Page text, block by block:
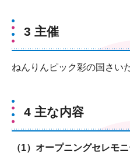
3 主催
ねんりんピック彩の国さい
4 主な内容
（1）オープニングセレモ